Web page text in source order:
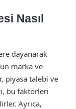
Nasıl
dayanarak
marka ve
piyasa talebi ve
bu faktörleri
Ayrıca,